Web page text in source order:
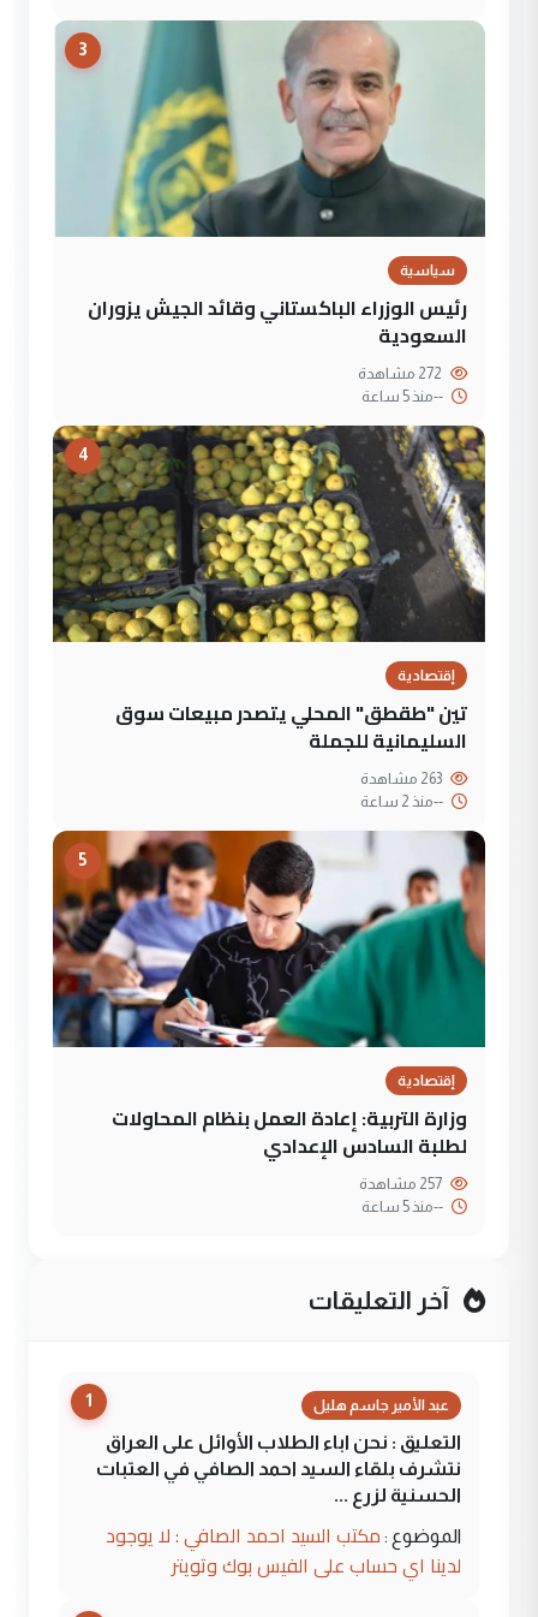
3
سياسية
رئيس الوزراء الباكستاني وقائد الجيش يزوران
السعودية
--منذ 5 ساعة
4
إقتصادية
تين "طقطق" المحلي يتصدر مبيعات سوق
السليمانية للجملة
--منذ 2 ساعة
5
إقتصادية
وزارة التربية: إعادة العمل بنظام المحاولات
لطلبة السادس الإعدادي
--منذ 5 ساعة
آخر التعليقات
1 عبد الأمير جاسم هليل
التعليق : نحن اباء الطلاب الأوائل على العراق
نتشرف بلقاء السيد احمد الصافي في العتبات
الحسنية لزرع ...
الموضوع : مكتب السيد احمد الصافي : لا يوجود
لدينا اي حساب على الفيس بوك وتويتر